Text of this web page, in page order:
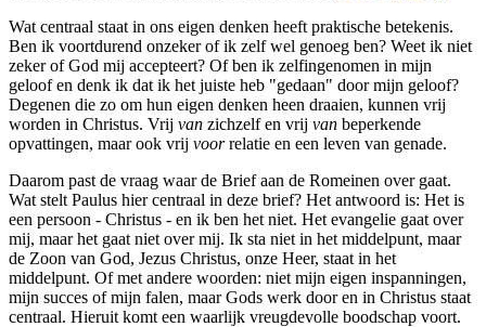
Wat centraal staat in ons eigen denken heeft praktische betekenis.
Ben ik voortdurend onzeker of ik zelf wel genoeg ben? Weet ik niet
zeker of God mij accepteert? Of ben ik zelfingenomen in mijn
geloof en denk ik dat ik het juiste heb "gedaan" door mijn geloof?
Degenen die zo om hun eigen denken heen draaien, kunnen vrij
worden in Christus. Vrij van zichzelf en vrij van beperkende
opvattingen, maar ook vrij voorrelatie en een leven van genade.
Daarom past de vraag waar de Brief aan de Romeinen over gaat.
Wat stelt Paulus hier centraal in deze brief? Het antwoord is: Het is
een persoon - Christus - en ik ben het niet. Het evangelie gaat over
mij, maar het gaat niet over mij. Ik sta niet in het middelpunt, maar
de Zoon van God, Jezus Christus, onze Heer, staat in het
middelpunt. Of met andere woorden: niet mijn eigen inspanningen,
mijn succes of mijn falen, maar Gods werk door en in Christus staat
centraal. Hieruit komt een waarlijk vreugdevolle boodschap voort.